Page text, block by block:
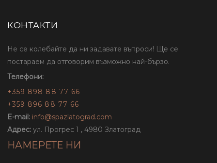
КОНТАКТИ
Не се колебайте да ни задавате въпроси! Ще се
постараем да отговорим възможно най-бързо.
Телефони:
+359 898 88 77 66
+359 896 88 77 66
E-mail: info@spazlatograd.com
Адрес: ул. Прогрес 1 , 4980 Златоград
НАМЕРЕТЕ НИ